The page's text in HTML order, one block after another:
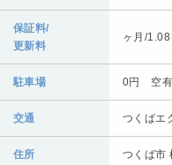
保証料/
更新料
ヶ月/1.08
駐車場 0円 空
交通 つくばエ
住所 つくば市